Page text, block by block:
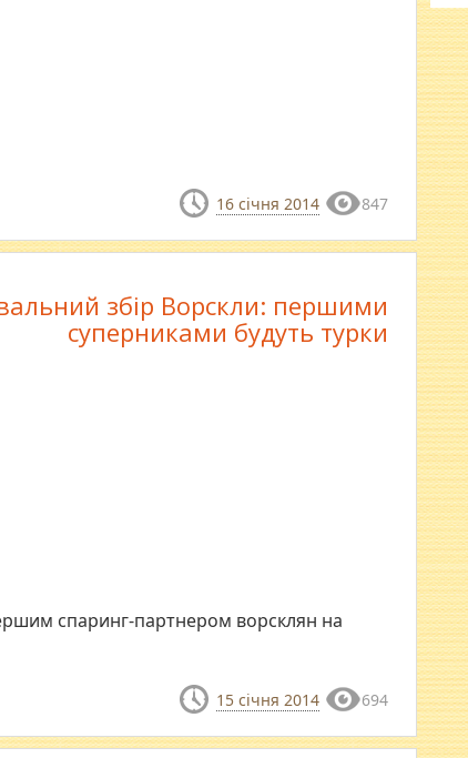
16 січня 2014 847
збір Ворскли: першими
суперниками будуть турки
спаринг-партнером ворсклян на
15 січня 2014 694